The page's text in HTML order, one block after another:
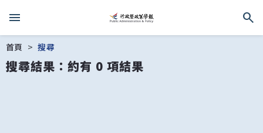
跳到主要內容區塊
menu search
首頁 搜尋
搜尋結果：約有 0 項結果